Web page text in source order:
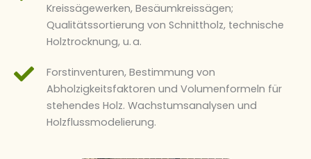
Kreissägewerken, Besäumkreissägen;
Qualitätssortierung von Schnittholz, technische
Holztrocknung, u. a.
Forstinventuren, Bestimmung von
Abholzigkeitsfaktoren und Volumenformeln für
stehendes Holz. Wachstumsanalysen und
Holzflussmodelierung.